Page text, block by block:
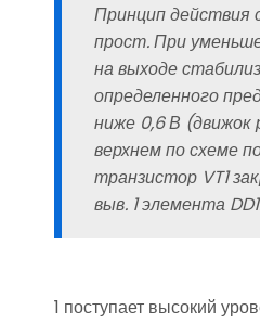
Принцип действия
прост. При
на выходе
определенного
ниже 0,6 В (движок
верхнем по схеме
транзистор VT1
выв. 1 элемента
1 поступает высокий